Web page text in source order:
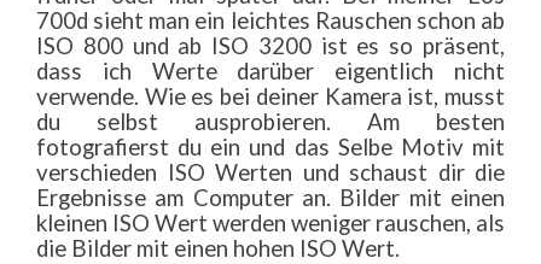
700d sieht man ein leichtes Rauschen schon ab
ISO 800 und ab ISO 3200 ist es so präsent,
dass ich Werte darüber eigentlich nicht
verwende. Wie es bei deiner Kamera ist, musst
du selbst ausprobieren. Am besten
fotografierst du ein und das Selbe Motiv mit
verschieden ISO Werten und schaust dir die
Ergebnisse am Computer an. Bilder mit einen
kleinen ISO Wert werden weniger rauschen, als
die Bilder mit einen hohen ISO Wert.